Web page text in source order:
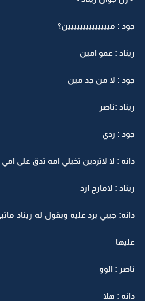
جود : ميييييييييييييين؟
ريناد : عمو امين
جود : لا من جد مين
ريناد :ناصر
جود : ردي
دانه : لا لاتردين تخيلي امه تدق على
ريناد : لامارح ارد
دانه: جيبي برد عليه وبقول له ريناد
عليها
ناصر : الوو
دانه : هلا